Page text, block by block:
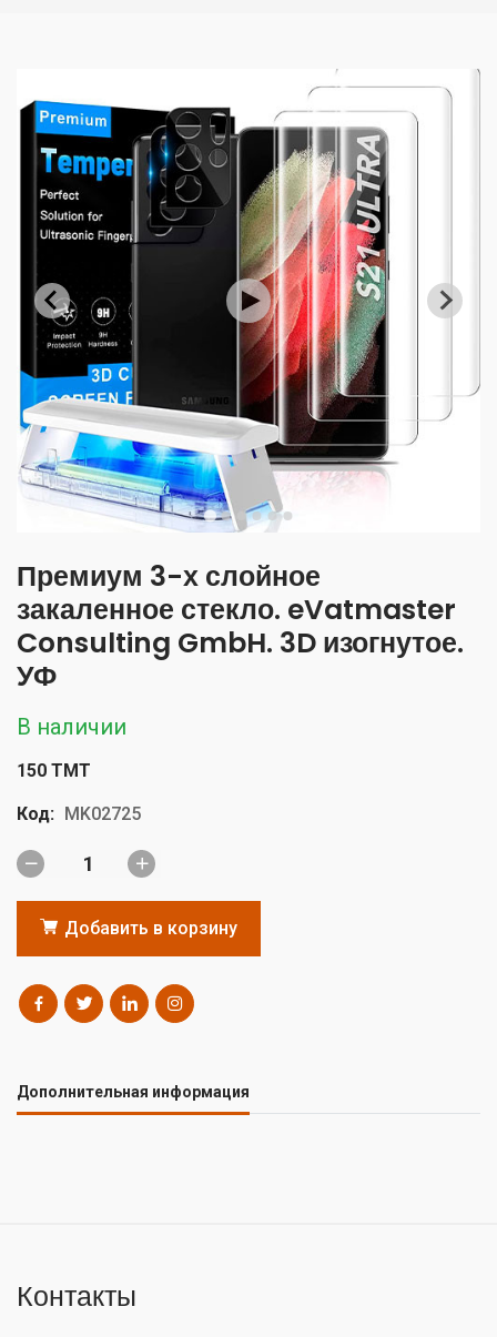
Премиум 3-х слойное
закаленное стекло. eVatmaster
Consulting GmbH. 3D изогнутое.
УФ
В наличии
150 TMT
Код: MK02725
Добавить в корзину
Дополнительная информация
Контакты